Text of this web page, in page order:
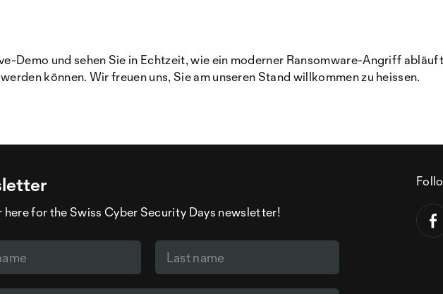
Demo und sehen Sie in Echtzeit, wie ein moderner Ransomware-Angriff
können. Wir freuen uns, Sie am unseren Stand willkommen zu heissen.
here for the Swiss Cyber Security Days newsletter!